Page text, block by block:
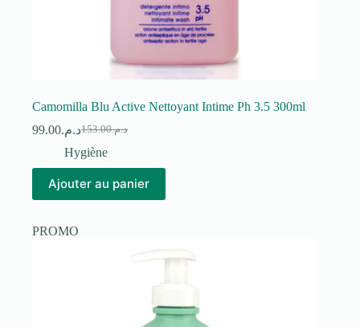
Camomilla Blu Active Nettoyant Intime Ph 3.5 300ml
د.م.153.00
Le
prix
était :
د.م.99.00
Le
prix
est :
Hygiène
Ajouter au panier
PROMO